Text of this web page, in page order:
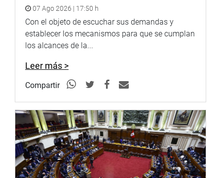
ambas presidentas en torno a la lucha conjunta contra la
corrupción.
Lima, 23 de mayo de 2018
07 Ago 2026 | 17:50 h
Con el objeto de escuchar sus demandas y
establecer los mecanismos para que se cumplan
los alcances de la...
Leer más >
Compartir